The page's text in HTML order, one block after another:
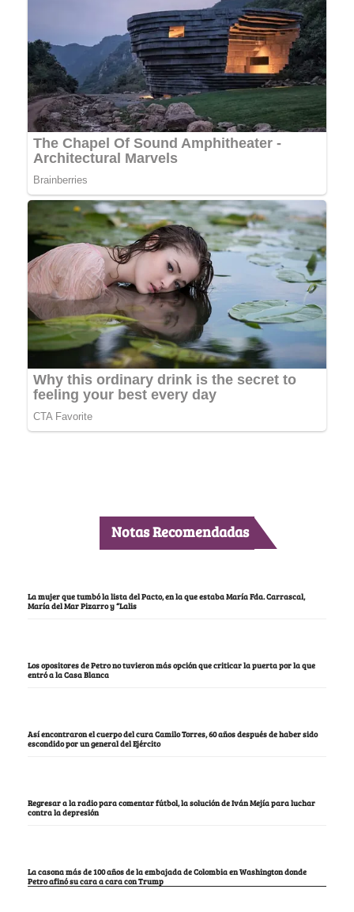
Notas Recomendadas
La mujer que tumbó la lista del Pacto, en la que estaba María Fda. Carrascal,
María del Mar Pizarro y “Lalis
Los opositores de Petro no tuvieron más opción que criticar la puerta por la que
entró a la Casa Blanca
Así encontraron el cuerpo del cura Camilo Torres, 60 años después de haber sido
escondido por un general del Ejército
Regresar a la radio para comentar fútbol, la solución de Iván Mejía para luchar
contra la depresión
La casona más de 100 años de la embajada de Colombia en Washington donde
Petro afinó su cara a cara con Trump